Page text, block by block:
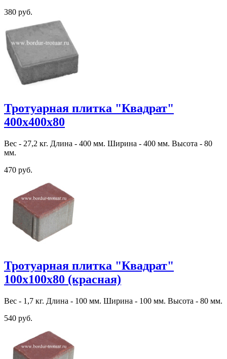
380 руб.
Тротуарная плитка "Квадрат"
400х400х80
Вес - 27,2 кг. Длина - 400 мм. Ширина - 400 мм. Высота - 80
мм.
470 руб.
Тротуарная плитка "Квадрат"
100х100х80 (красная)
Вес - 1,7 кг. Длина - 100 мм. Ширина - 100 мм. Высота - 80 мм.
540 руб.